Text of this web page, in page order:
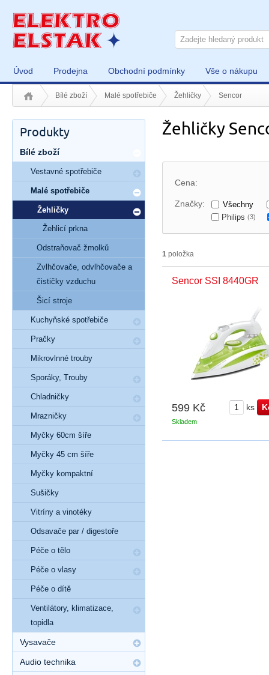
Úvod Prodejna Obchodní podmínky Vše o nákupu
Bílé zboží Malé spotřebiče Žehličky Sencor
Žehličky
Cena:
Značky:
Všechny
Philips (3)
1 položka
Sencor SSI 8440GR
599 Kč ks
Skladem
Produkty
Bílé zboží
Vestavné spotřebiče
Malé spotřebiče
Žehličky
Žehlicí prkna
Odstraňovač žmolků
Zvlhčovače, odvlhčovače a
čističky vzduchu
Šicí stroje
Kuchyňské spotřebiče
Pračky
Mikrovlnné trouby
Sporáky, Trouby
Chladničky
Mrazničky
Myčky 60cm šíře
Myčky 45 cm šíře
Myčky kompaktní
Sušičky
Vitríny a vinotéky
Odsavače par / digestoře
Péče o tělo
Péče o vlasy
Péče o dítě
Ventilátory, klimatizace,
topidla
Vysavače
Audio technika